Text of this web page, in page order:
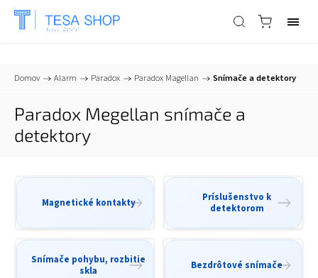
📞+421 903 553 805 info@tesa-systems.sk
Domov / Alarm / Paradox / Paradox Magellan / Snímače a detektory
Paradox Megellan snímače a
detektory
Magnetické kontakty
Príslušenstvo k
detektorom
Snímače pohybu, rozbitie
skla
Bezdrôtové snímače